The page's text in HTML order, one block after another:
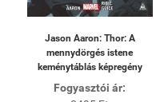
Jason Aaron: Thor: A
mennydörgés istene
keménytáblás képregény
Fogyasztói ár: